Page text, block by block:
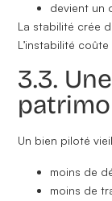
devient un
La stabilité crée
L’instabilité coûte
3.3.
Un bien piloté
moins de
moins de